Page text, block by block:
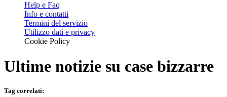
Help e Faq
Info e contatti
Termini del servizio
Utilizzo dati e privacy
Cookie Policy
Ultime notizie su case bizzarre
Tag correlati: